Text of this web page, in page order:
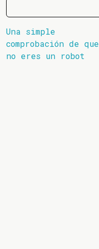
Una simple
comprobación de que
no eres un robot